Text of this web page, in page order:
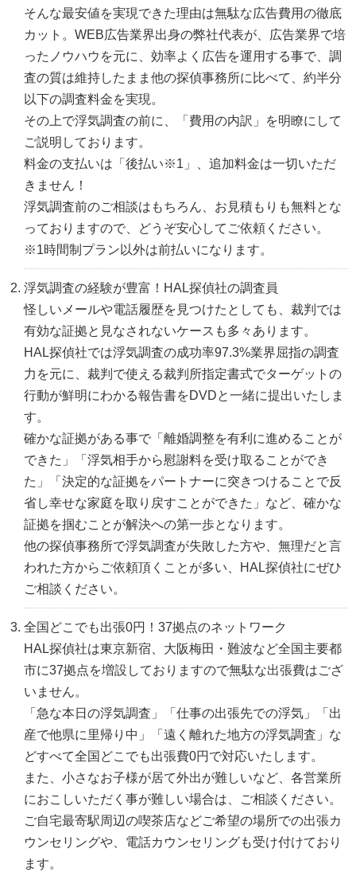
そんな最安値を実現できた理由は無駄な広告費用の徹底
カット。WEB広告業界出身の弊社代表が、広告業界で培
ったノウハウを元に、効率よく広告を運用する事で、調
査の質は維持したまま他の探偵事務所に比べて、約半分
以下の調査料金を実現。
その上で浮気調査の前に、「費用の内訳」を明瞭にして
ご説明しております。
料金の支払いは「後払い※1」、追加料金は一切いただ
きません！
浮気調査前のご相談はもちろん、お見積もりも無料とな
っておりますので、どうぞ安心してご依頼ください。
※1時間制プラン以外は前払いになります。
浮気調査の経験が豊富！HAL探偵社の調査員
怪しいメールや電話履歴を見つけたとしても、裁判では
有効な証拠と見なされないケースも多々あります。
HAL探偵社では浮気調査の成功率97.3%業界屈指の調査
力を元に、裁判で使える裁判所指定書式でターゲットの
行動が鮮明にわかる報告書をDVDと一緒に提出いたしま
す。
確かな証拠がある事で「離婚調整を有利に進めることが
できた」「浮気相手から慰謝料を受け取ることができ
た」「決定的な証拠をパートナーに突きつけることで反
省し幸せな家庭を取り戻すことができた」など、確かな
証拠を掴むことが解決への第一歩となります。
他の探偵事務所で浮気調査が失敗した方や、無理だと言
われた方からご依頼頂くことが多い、HAL探偵社にぜひ
ご相談ください。
全国どこでも出張0円！37拠点のネットワーク
HAL探偵社は東京新宿、大阪梅田・難波など全国主要都
市に37拠点を増設しておりますので無駄な出張費はござ
いません。
「急な本日の浮気調査」「仕事の出張先での浮気」「出
産で他県に里帰り中」「遠く離れた地方の浮気調査」な
どすべて全国どこでも出張費0円で対応いたします。
また、小さなお子様が居て外出が難しいなど、各営業所
におこしいただく事が難しい場合は、ご相談ください。
ご自宅最寄駅周辺の喫茶店などご希望の場所での出張カ
ウンセリングや、電話カウンセリングも受け付けており
ます。